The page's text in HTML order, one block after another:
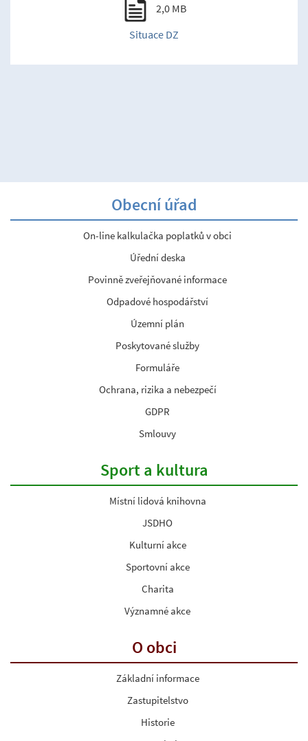
2,0 MB
Situace DZ
Obecní úřad
On-line kalkulačka poplatků v obci
Úřední deska
Povinně zveřejňované informace
Odpadové hospodářství
Územní plán
Poskytované služby
Formuláře
Ochrana, rizika a nebezpečí
GDPR
Smlouvy
Sport a kultura
Místní lidová knihovna
JSDHO
Kulturní akce
Sportovní akce
Charita
Významné akce
O obci
Základní informace
Zastupitelstvo
Historie